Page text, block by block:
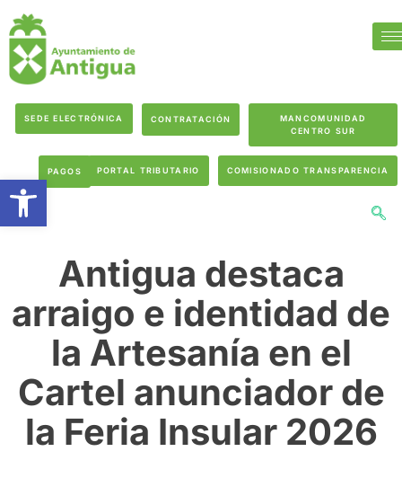
SEDE ELECTRÓNICA CONTRATACIÓN
MANCOMUNIDAD
CENTRO SUR
PAGOS PORTAL TRIBUTARIO COMISIONADO TRANSPARENCIA
Antigua destaca
arraigo e identidad de
la Artesanía en el
Cartel anunciador de
la Feria Insular 2026
Abrir barra de herramientas